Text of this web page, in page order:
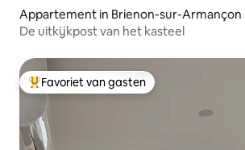
Appartement in Brienon-sur-Armançon
De uitkijkpost van het kasteel
Topfavoriet van gasten
Favoriet van gasten